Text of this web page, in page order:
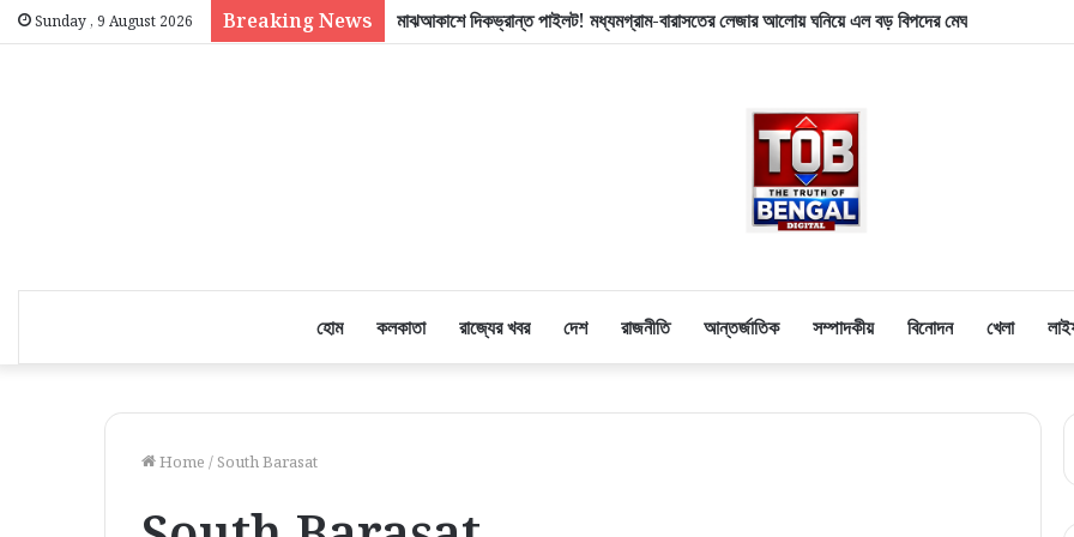
Sunday , 9 August 2026 Breaking News মাঝআকাশে দিকভ্রান্ত পাইলট! মধ্যমগ্রাম-বারাসতের লেজার আলোয় ঘনিয়ে এল বড় বিপদের মেঘ
হোম কলকাতা রাজ্যের খবর দেশ রাজনীতি আন্তর্জাতিক সম্পাদকীয় বিনোদন খেলা
Home /South Barasat